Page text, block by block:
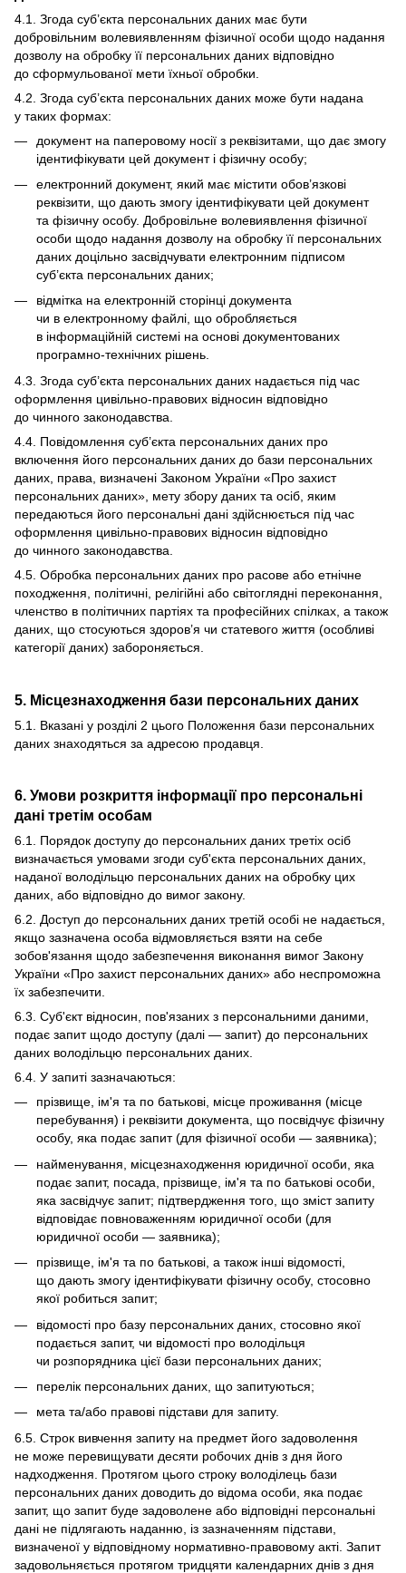
4.1. Згода суб’єкта персональних даних має бути
добровільним волевиявленням фізичної особи щодо надання
дозволу на обробку її персональних даних відповідно
до сформульованої мети їхньої обробки.
4.2. Згода суб’єкта персональних даних може бути надана
у таких формах:
документ на паперовому носії з реквізитами, що дає змогу
ідентифікувати цей документ і фізичну особу;
електронний документ, який має містити обов’язкові
реквізити, що дають змогу ідентифікувати цей документ
та фізичну особу. Добровільне волевиявлення фізичної
особи щодо надання дозволу на обробку її персональних
даних доцільно засвідчувати електронним підписом
суб’єкта персональних даних;
відмітка на електронній сторінці документа
чи в електронному файлі, що обробляється
в інформаційній системі на основі документованих
програмно-технічних рішень.
4.3. Згода суб’єкта персональних даних надається під час
оформлення цивільно-правових відносин відповідно
до чинного законодавства.
4.4. Повідомлення суб’єкта персональних даних про
включення його персональних даних до бази персональних
даних, права, визначені Законом України «Про захист
персональних даних», мету збору даних та осіб, яким
передаються його персональні дані здійснюється під час
оформлення цивільно-правових відносин відповідно
до чинного законодавства.
4.5. Обробка персональних даних про расове або етнічне
походження, політичні, релігійні або світоглядні переконання,
членство в політичних партіях та професійних спілках, а також
даних, що стосуються здоров’я чи статевого життя (особливі
категорії даних) забороняється.
5. Місцезнаходження бази персональних даних
5.1. Вказані у розділі 2 цього Положення бази персональних
даних знаходяться за адресою продавця.
6. Умови розкриття інформації про персональні
дані третім особам
6.1. Порядок доступу до персональних даних третіх осіб
визначається умовами згоди суб'єкта персональних даних,
наданої володільцю персональних даних на обробку цих
даних, або відповідно до вимог закону.
6.2. Доступ до персональних даних третій особі не надається,
якщо зазначена особа відмовляється взяти на себе
зобов'язання щодо забезпечення виконання вимог Закону
України «Про захист персональних даних» або неспроможна
їх забезпечити.
6.3. Суб'єкт відносин, пов'язаних з персональними даними,
подає запит щодо доступу (далі — запит) до персональних
даних володільцю персональних даних.
6.4. У запиті зазначаються:
прізвище, ім'я та по батькові, місце проживання (місце
перебування) і реквізити документа, що посвідчує фізичну
особу, яка подає запит (для фізичної особи — заявника);
найменування, місцезнаходження юридичної особи, яка
подає запит, посада, прізвище, ім'я та по батькові особи,
яка засвідчує запит; підтвердження того, що зміст запиту
відповідає повноваженням юридичної особи (для
юридичної особи — заявника);
прізвище, ім'я та по батькові, а також інші відомості,
що дають змогу ідентифікувати фізичну особу, стосовно
якої робиться запит;
відомості про базу персональних даних, стосовно якої
подається запит, чи відомості про володільця
чи розпорядника цієї бази персональних даних;
перелік персональних даних, що запитуються;
мета та/або правові підстави для запиту.
6.5. Строк вивчення запиту на предмет його задоволення
не може перевищувати десяти робочих днів з дня його
надходження. Протягом цього строку володілець бази
персональних даних доводить до відома особи, яка подає
запит, що запит буде задоволене або відповідні персональні
дані не підлягають наданню, із зазначенням підстави,
визначеної у відповідному нормативно-правовому акті. Запит
задовольняється протягом тридцяти календарних днів з дня